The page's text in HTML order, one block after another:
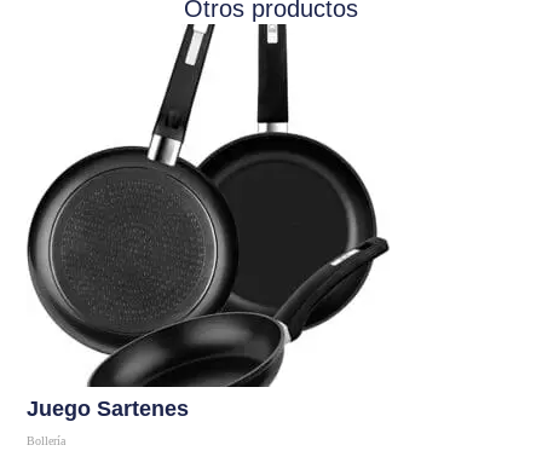
Otros productos
Juego Sartenes
Bollería